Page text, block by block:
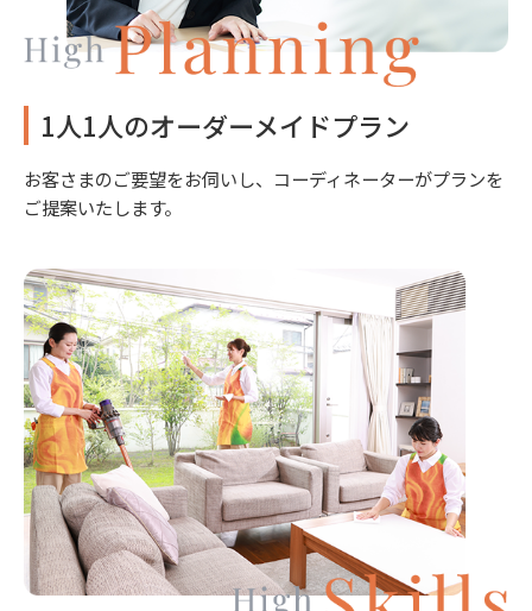
1人1人のオーダーメイドプラン
お客さまのご要望をお伺いし、コーディネーターがプランを
ご提案いたします。